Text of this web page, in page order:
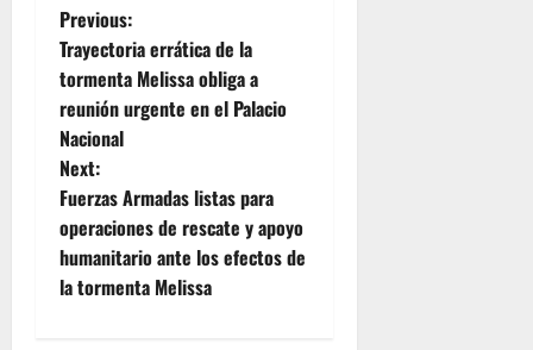
P
o
s
t
n
a
Previous:
Trayectoria errática de la
tormenta Melissa obliga a
reunión urgente en el Palacio
Nacional
Next:
Fuerzas Armadas listas para
operaciones de rescate y apoyo
humanitario ante los efectos de
la tormenta Melissa